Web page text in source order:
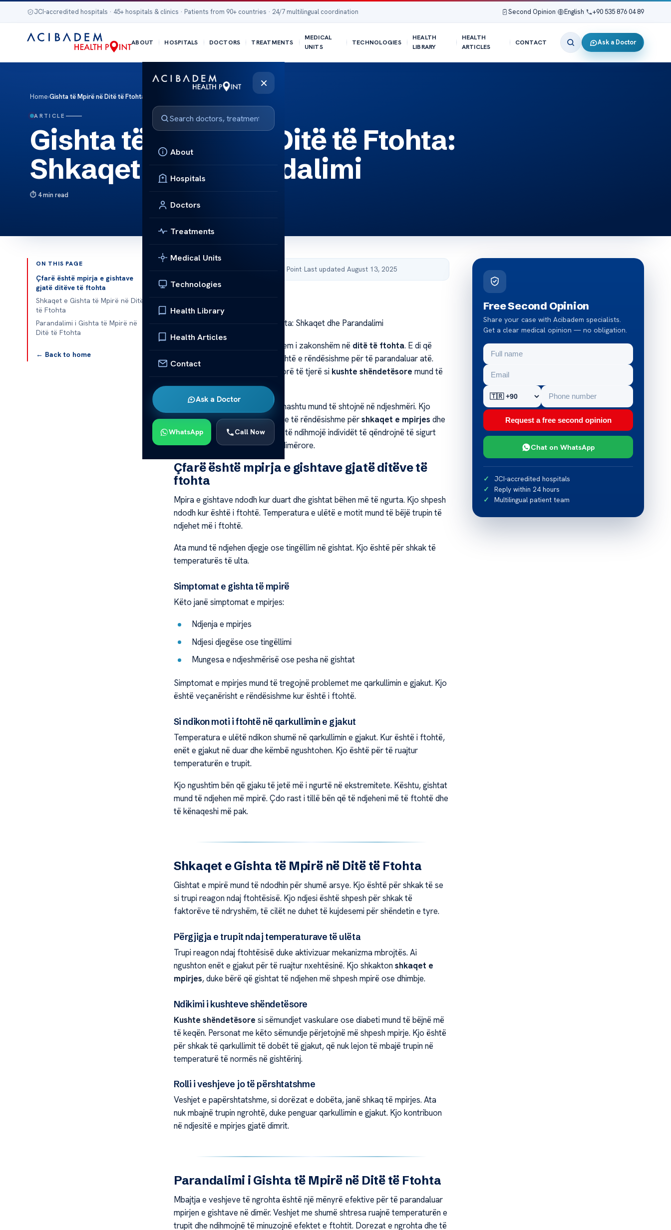
JCI-accredited hospitals · 45+ hospitals & clinics · Patients from 90+ countries · 24/7 multilingual coordination Second Opinion English +90 535 876 04 89
ABOUT HOSPITALS DOCTORS TREATMENTS
MEDICAL
UNITS
TECHNOLOGIES
HEALTH
LIBRARY
HEALTH
ARTICLES
CONTACT Ask a Doctor
×
About
Hospitals
Doctors
Treatments
Medical Units
Technologies
Health Library
Health Articles
Contact
Ask a Doctor
WhatsApp Call Now
Home›Gishta të Mpirë në Ditë të Ftohta: Shkaqet dhe Parandalimi
ARTICLE
Gishta të Mpirë në Ditë të Ftohta:
Shkaqet dhe Parandalimi
4 min read
ON THIS PAGE
Çfarë është mpirja e gishtave
gjatë ditëve të ftohta
Shkaqet e Gishta të Mpirë në Ditë
të Ftohta
Parandalimi i Gishta të Mpirë në
Ditë të Ftohta
← Back to home
Published by Acibadem Health Point·Last updated August 13, 2025
Gishta të Mpirë në Ditë të Ftohta: Shkaqet dhe Parandalimi
janë një problem i zakonshëm në ditë të ftohta. E di që
njohja e shkaqeve të mpirjes është e rëndësishme për të parandaluar atë.
Temperaturat e ulëta dhe faktorë të tjerë si kushte shëndetësore mund të
ndikojnë në qarkullimin e gjakut.
Veshjet të papërshtatshme gjithashtu mund të shtojnë në ndjeshmëri. Kjo
përmbledhje ofron informacione të rëndësishme përshkaqet e mpirjes dhe
mënyrat e parandalimit. Ajo do të ndihmojë individët të qëndrojnë të sigurt
dhe të rehatshëm gjatë stinës dimërore.
Çfarë është mpirja e gishtave gjatë ditëve të
ftohta
Mpira e gishtave ndodh kur duart dhe gishtat bëhen më të ngurta. Kjo shpesh
ndodh kur është i ftohtë. Temperatura e ulëtë e motit mund të bëjë trupin të
ndjehet më i ftohtë.
Ata mund të ndjehen djegje ose tingëllim në gishtat. Kjo është për shkak të
temperaturës të ulta.
Simptomat e gishta të mpirë
Këto janë simptomat e mpirjes:
Ndjenja e mpirjes
Ndjesi djegëse ose tingëllimi
Mungesa e ndjeshmërisë ose pesha në gishtat
Simptomat e mpirjes mund të tregojnë problemet me qarkullimin e gjakut. Kjo
është veçanërisht e rëndësishme kur është i ftohtë.
Si ndikon moti i ftohtë në qarkullimin e gjakut
Temperatura e ulëtë ndikon shumë në qarkullimin e gjakut. Kur është i ftohtë,
enët e gjakut në duar dhe këmbë ngushtohen. Kjo është për të ruajtur
temperaturën e trupit.
Kjo ngushtim bën që gjaku të jetë më i ngurtë në ekstremitete. Kështu, gishtat
mund të ndjehen më mpirë. Çdo rast i tillë bën që të ndjeheni më të ftohtë dhe
të kënaqeshi më pak.
Shkaqet e Gishta të Mpirë në Ditë të Ftohta
Gishtat e mpirë mund të ndodhin për shumë arsye. Kjo është për shkak të se
si trupi reagon ndaj ftohtësisë. Kjo ndjesi është shpesh për shkak të
faktorëve të ndryshëm, të cilët ne duhet të kujdesemi për shëndetin e tyre.
Përgjigja e trupit ndaj temperaturave të ulëta
Trupi reagon ndaj ftohtësisë duke aktivizuar mekanizma mbrojtës. Ai
ngushton enët e gjakut për të ruajtur nxehtësinë. Kjo shkaktonshkaqet e
mpirjes, duke bërë që gishtat të ndjehen më shpesh mpirë ose dhimbje.
Ndikimi i kushteve shëndetësore
Kushte shëndetësore si sëmundjet vaskulare ose diabeti mund të bëjnë më
të keqën. Personat me këto sëmundje përjetojnë më shpesh mpirje. Kjo është
për shkak të qarkullimit të dobët të gjakut, që nuk lejon të mbajë trupin në
temperaturë të normës në gishtërinj.
Rolli i veshjeve jo të përshtatshme
Veshjet e papërshtatshme, si dorëzat e dobëta, janë shkaq të mpirjes. Ata
nuk mbajnë trupin ngrohtë, duke penguar qarkullimin e gjakut. Kjo kontribuon
në ndjesitë e mpirjes gjatë dimrit.
Parandalimi i Gishta të Mpirë në Ditë të Ftohta
Mbajtja e veshjeve të ngrohta është një mënyrë efektive për të parandaluar
mpirjen e gishtave në dimër. Veshjet me shumë shtresa ruajnë temperaturën e
trupit dhe ndihmojnë të minuzojnë efektet e ftohtit. Dorezat e ngrohta dhe të
Free Second Opinion
Share your case with Acibadem specialists.
Get a clear medical opinion — no obligation.
Request a free second opinion
Chat on WhatsApp
JCI-accredited hospitals
Reply within 24 hours
Multilingual patient team